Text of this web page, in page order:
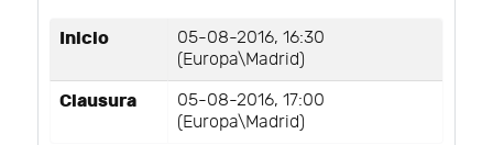
Inicio
05-08-2016, 16:30
(Europa\Madrid)
Clausura
05-08-2016, 17:00
(Europa\Madrid)